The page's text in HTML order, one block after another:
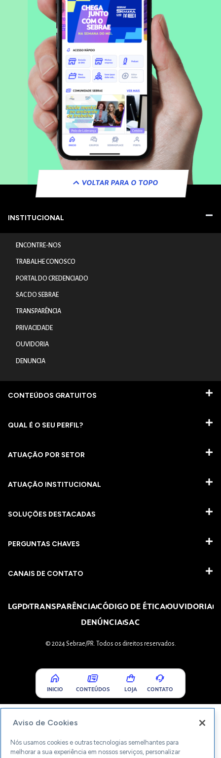
VOLTAR PARA O TOPO
INSTITUCIONAL
ENCONTRE-NOS
TRABALHE CONOSCO
PORTAL DO CREDENCIADO
SAC DO SEBRAE
TRANSPARÊNCIA
PRIVACIDADE
OUVIDORIA
DENUNCIA
CONTEÚDOS GRATUITOS
QUAL É O SEU PERFIL?
ATUAÇÃO POR SETOR
ATUAÇÃO INSTITUCIONAL
SOLUÇÕES DESTACADAS
PERGUNTAS CHAVES​
CANAIS DE CONTATO
LGPDTRANSPARÊNCIACÓDIGO DE ÉTICAOUVIDORIA
DENÚNCIASAC
© 2024 Sebrae/PR. Todos os direitos reservados.
INICIO CONTEÚDOS LOJA CONTATO
Aviso de Cookies
Nós usamos cookies e outras tecnologias semelhantes para
melhorar a sua experiência em nossos serviços, personalizar